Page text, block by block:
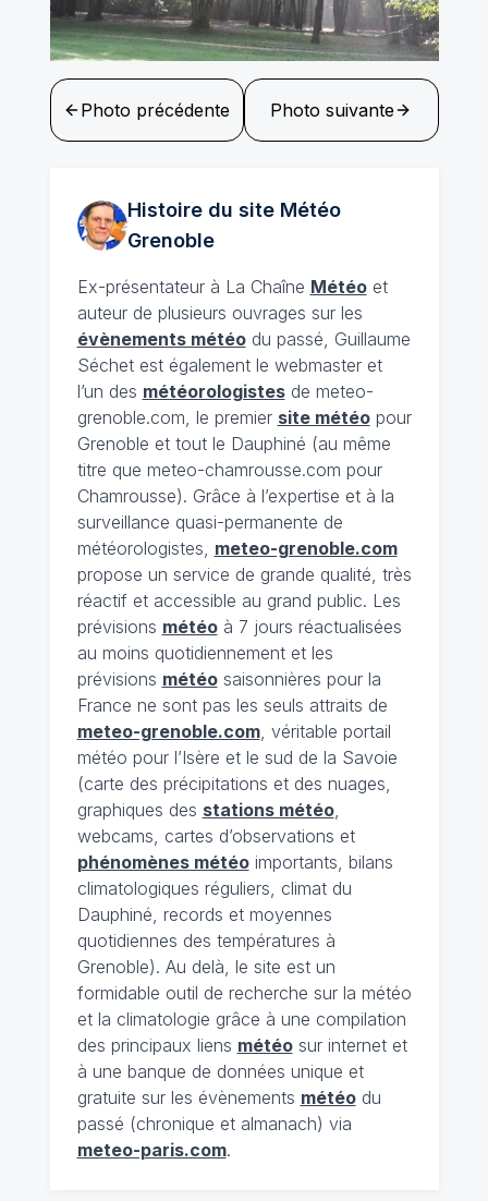
Photo précédente Photo suivante
Histoire du site Météo
Grenoble
Ex-présentateur à La Chaîne Météoet
auteur de plusieurs ouvrages sur les
évènements météodu passé, Guillaume
Séchet est également le webmaster et
l’un des météorologistesde meteo-
grenoble.com, le premier site météopour
Grenoble et tout le Dauphiné (au même
titre que meteo-chamrousse.com pour
Chamrousse). Grâce à l’expertise et à la
surveillance quasi-permanente de
météorologistes, meteo-grenoble.com
propose un service de grande qualité, très
réactif et accessible au grand public. Les
prévisions météoà 7 jours réactualisées
au moins quotidiennement et les
prévisions météosaisonnières pour la
France ne sont pas les seuls attraits de
meteo-grenoble.com, véritable portail
météo pour l’Isère et le sud de la Savoie
(carte des précipitations et des nuages,
graphiques des stations météo,
webcams, cartes d’observations et
phénomènes météoimportants, bilans
climatologiques réguliers, climat du
Dauphiné, records et moyennes
quotidiennes des températures à
Grenoble). Au delà, le site est un
formidable outil de recherche sur la météo
et la climatologie grâce à une compilation
des principaux liens météosur internet et
à une banque de données unique et
gratuite sur les évènements météodu
passé (chronique et almanach) via
meteo-paris.com.